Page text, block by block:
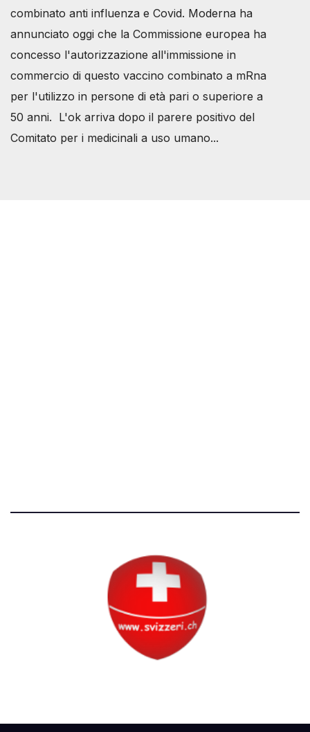
combinato anti influenza e Covid. Moderna ha
annunciato oggi che la Commissione europea ha
concesso l'autorizzazione all'immissione in
commercio di questo vaccino combinato a mRna
per l'utilizzo in persone di età pari o superiore a
50 anni. L'ok arriva dopo il parere positivo del
Comitato per i medicinali a uso umano...